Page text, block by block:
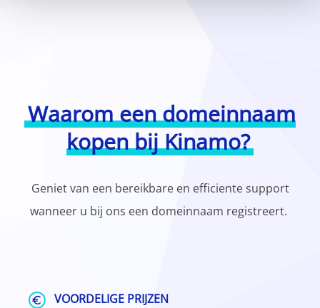
Waarom een domeinnaam
kopen bij Kinamo?
Geniet van een bereikbare en efficiente support
wanneer u bij ons een domeinnaam registreert.
VOORDELIGE PRIJZEN